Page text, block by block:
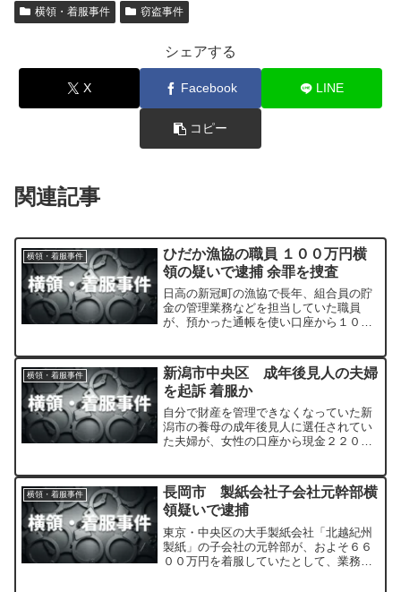
横領・着服事件 窃盗事件
シェアする
X Facebook LINE
コピー
関連記事
横領・着服事件
ひだか漁協の職員 １００万円横
領の疑いで逮捕 余罪を捜査
日高の新冠町の漁協で長年、組合員の貯
金の管理業務などを担当していた職員
が、預かった通帳を使い口座から１００
に捜査することにしています。
横領・着服事件
新潟市中央区 成年後見人の夫婦
を起訴 着服か
自分で財産を管理できなくなっていた新
潟市の養母の成年後見人に選任されてい
た夫婦が、女性の口座から現金２２００
察庁に起訴されていたことが分かりまし
た。
横領・着服事件
長岡市 製紙会社子会社元幹部横
領疑いで逮捕
東京・中央区の大手製紙会社「北越紀州
製紙」の子会社の元幹部が、およそ６６
００万円を着服していたとして、業務上